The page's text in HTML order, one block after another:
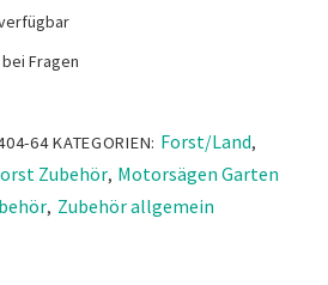
Fragen
64 KATEGORIEN: Forst/Land,
Zubehör, Motorsägen Garten
, Zubehör allgemein